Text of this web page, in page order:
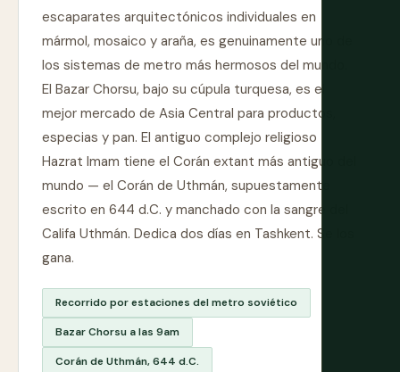
escaparates arquitectónicos individuales en
mármol, mosaico y araña, es genuinamente uno de
los sistemas de metro más hermosos del mundo.
El Bazar Chorsu, bajo su cúpula turquesa, es el
mejor mercado de Asia Central para productos,
especias y pan. El antiguo complejo religioso
Hazrat Imam tiene el Corán extant más antiguo del
mundo — el Corán de Uthmán, supuestamente
escrito en 644 d.C. y manchado con la sangre del
Califa Uthmán. Dedica dos días en Tashkent. Se los
gana.
Recorrido por estaciones del metro soviético
Bazar Chorsu a las 9am
Corán de Uthmán, 644 d.C.